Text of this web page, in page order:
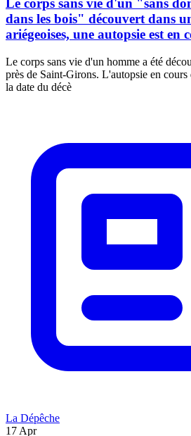
Le corps sans vie d'un "sans
dans les bois" découvert dans
ariégeoises, une autopsie est en
Le corps sans vie d'un homme a été
près de Saint-Girons. L'autopsie en cours
la date du décè
La Dépêche
17 Apr